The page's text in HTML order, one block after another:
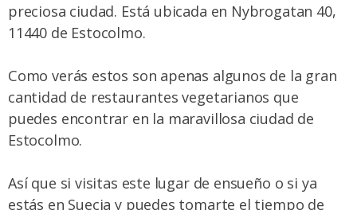
preciosa ciudad. Está ubicada en Nybrogatan 40,
11440 de Estocolmo.
Como verás estos son apenas algunos de la gran
cantidad de restaurantes vegetarianos que
puedes encontrar en la maravillosa ciudad de
Estocolmo.
Así que si visitas este lugar de ensueño o si ya
estás en Suecia y puedes tomarte el tiempo de